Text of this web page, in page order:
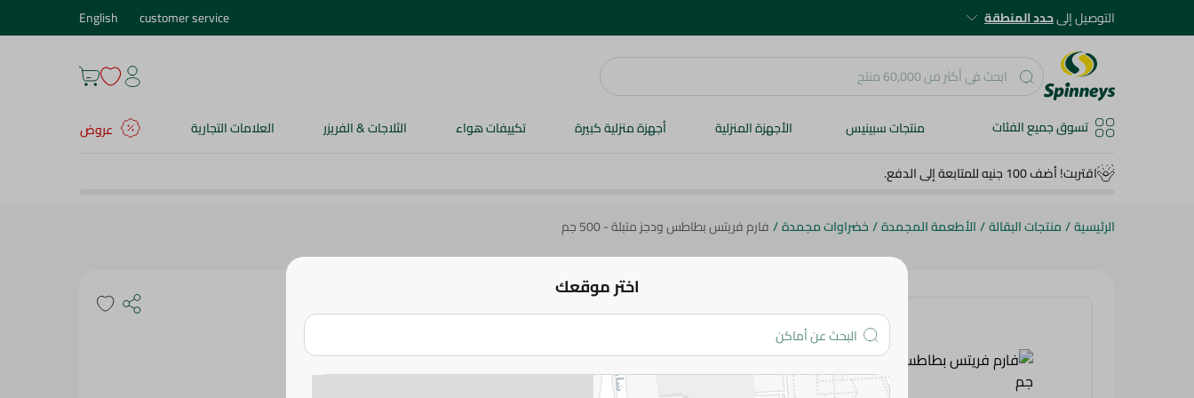
التوصيل إلىحدد المنطقة customer service
English
تسوق جميع الفئات منتجات سبينيس الأجهزة المنزلية أجهزة منزلية كبيرة تكييفات هواء الثلاجات & الفريزر العلامات التجارية
عروض
اقتربت! أضف 100 جنيه للمتابعة إلى الدفع.
الرئيسية/منتجات البقالة/الأطعمة المجمدة/خضراوات مجمدة/فارم فريتس بطاطس ودجز متبلة - 500 جم
فارم فريتس
فارم فريتس بطاطس ودجز متبلة - 500 جم
54 جم
اختر موقعك